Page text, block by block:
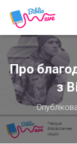
Про
з